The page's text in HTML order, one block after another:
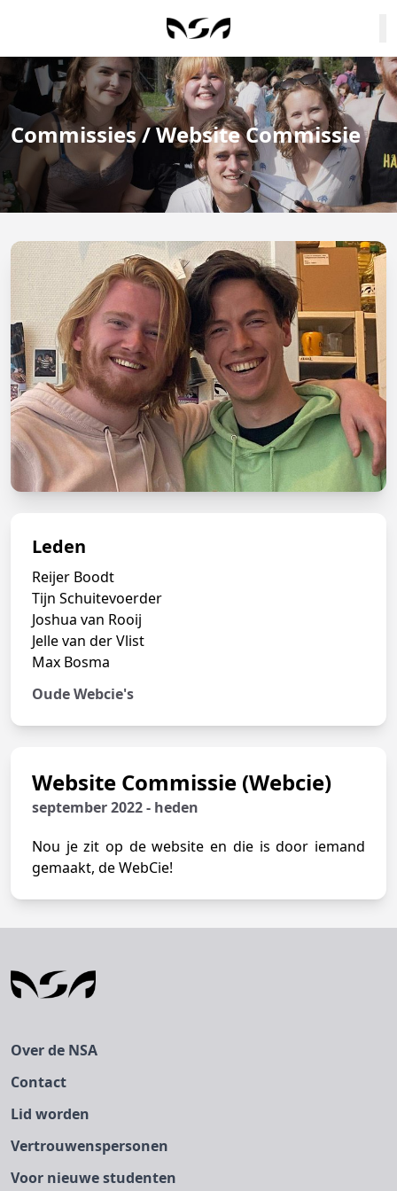
Commissies / Website Commissie
Leden
Reijer Boodt
Tijn Schuitevoerder
Joshua van Rooij
Jelle van der Vlist
Max Bosma
Oude Webcie's
Website Commissie (Webcie)
september 2022 - heden
Nou je zit op de website en die is door iemand
gemaakt, de WebCie!
Over de NSA
Contact
Lid worden
Vertrouwenspersonen
Voor nieuwe studenten